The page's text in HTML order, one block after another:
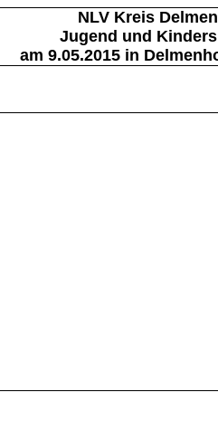
NLV Kreis
Jugend und
am 9.05.2015 in